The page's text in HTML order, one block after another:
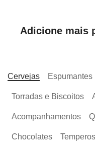
Adicione mais
Cervejas Espumantes
Torradas e Biscoitos
Acompanhamentos
Chocolates Temperos